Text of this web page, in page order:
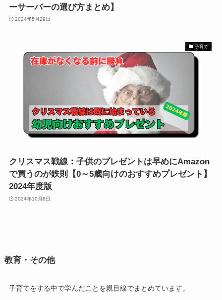
ーサーバーの選び方まとめ】
2024年5月29日
子育て
クリスマス戦線：子供のプレゼントは早めにAmazon
で買うのが鉄則【0～5歳向けのおすすめプレゼント】
2024年度版
2024年10月8日
教育・その他
子育てをする中で学んだことを親目線でまとめています。